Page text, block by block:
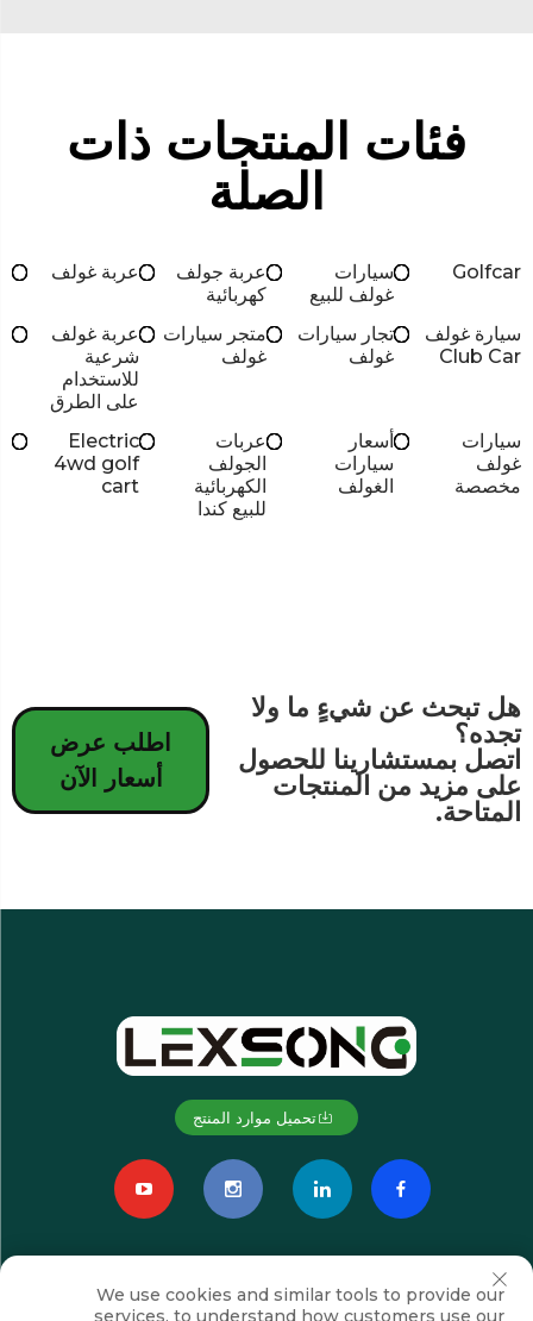
فئات المنتجات ذات
الصلة
Golfcar
سيارات
غولف للبيع
عربة جولف
كهربائية
عربة غولف
سيارة غولف
Club Car
تجار سيارات
غولف
متجر سيارات
غولف
عربة غولف
شرعية
للاستخدام
على الطرق
سيارات
غولف
مخصصة
أسعار
سيارات
الغولف
عربات
الجولف
الكهربائية
للبيع كندا
Electric
4wd golf
cart
هل تبحث عن شيءٍ ما ولا
تجده؟
اتصل بمستشارينا للحصول
على مزيد من المنتجات
المتاحة.
اطلب عرض
أسعار الآن
تحميل موارد المنتج
We use cookies and similar tools to provide our
services, to understand how customers use our